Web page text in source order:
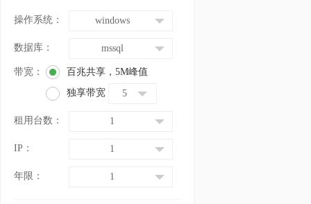
操作系统： windows
数据库： mssql
带宽： 百兆共享， 5M峰值
独享带宽
5
租用台数： 1
IP： 1
年限： 1